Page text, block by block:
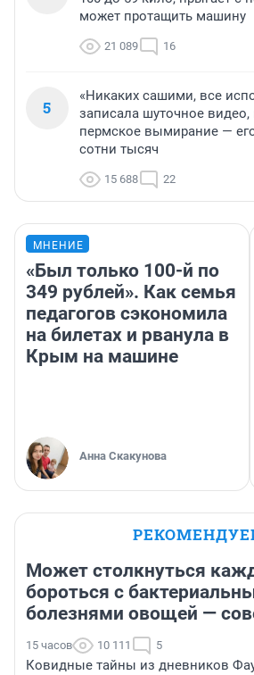
может протащить машину
21 089 16
5
«Никаких сашими, все
записала шуточное
пермское вымирание —
сотни тысяч
15 688 22
МНЕНИЕ
«Был только 100-й по
349 рублей». Как семья
педагогов сэкономила
на билетах и рванула в
Крым на машине
Анна Скакунова
Может столкнуться
бороться с
болезнями овощей —
15 часов 10 111 5
Ковидные тайны из дневников